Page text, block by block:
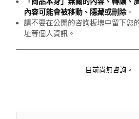
內容可能會被移動、隱藏或刪除。
請不要在公開的咨詢板塊中留下您
址等個人資訊。
目前尚無咨詢。